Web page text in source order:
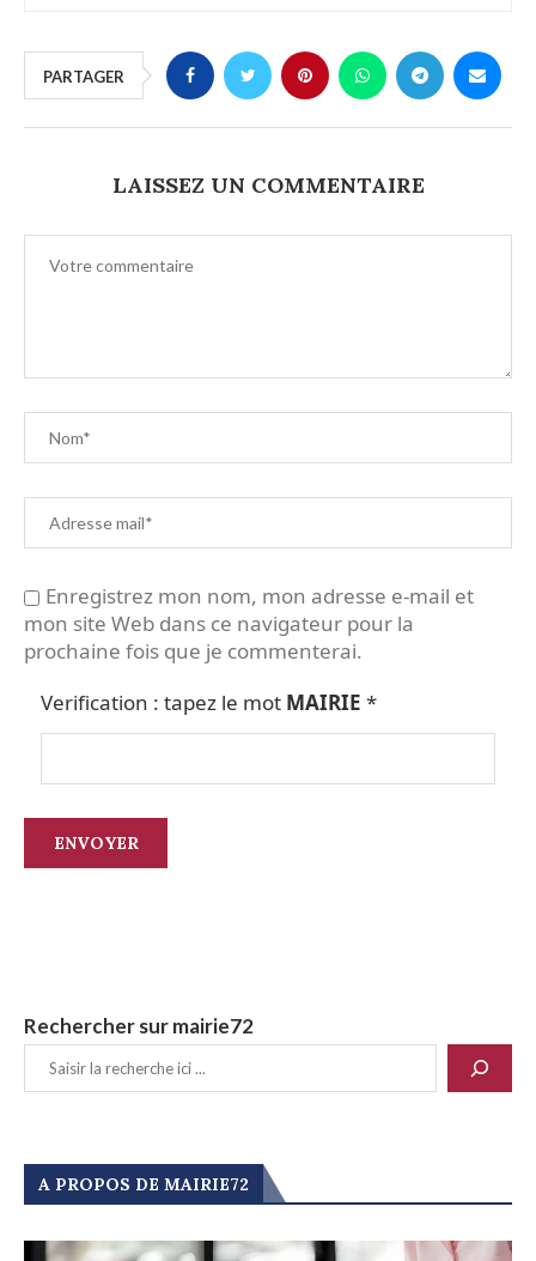
PARTAGER
LAISSEZ UN COMMENTAIRE
Enregistrez mon nom, mon adresse e-mail et
mon site Web dans ce navigateur pour la
prochaine fois que je commenterai.
Verification : tapez le mot MAIRIE *
Rechercher sur mairie72
A PROPOS DE MAIRIE72